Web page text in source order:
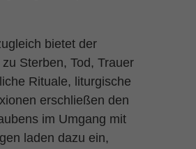
bietet der
Sterben, Tod, Trauer
Rituale, liturgische
erschließen den
im Umgang mit
laden dazu ein,